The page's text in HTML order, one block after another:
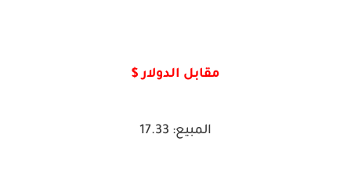
مقابل الدولار $
المبيع: 17.33